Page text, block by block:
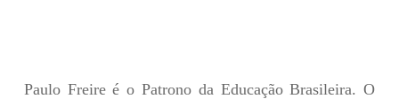
Paulo Freire é o Patrono da Educação Brasileira. O